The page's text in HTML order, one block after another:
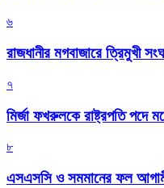
৬
রাজধানীর মগবাজারে ত্রিমুখী
৭
মির্জা ফখরুলকে রাষ্ট্রপতি পদে
৮
এসএসসি ও সমমানের ফল